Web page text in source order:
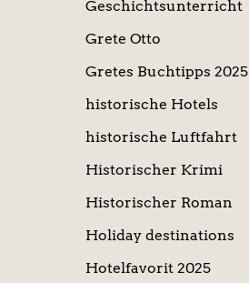
Geschichtsunterricht
Grete Otto
Gretes Buchtipps 2025
historische Hotels
historische Luftfahrt
Historischer Krimi
Historischer Roman
Holiday destinations
Hotelfavorit 2025